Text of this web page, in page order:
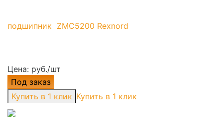
подшипник ZMC5200 Rexnord
Цена: руб./шт
Под заказ
Купить в 1 клик